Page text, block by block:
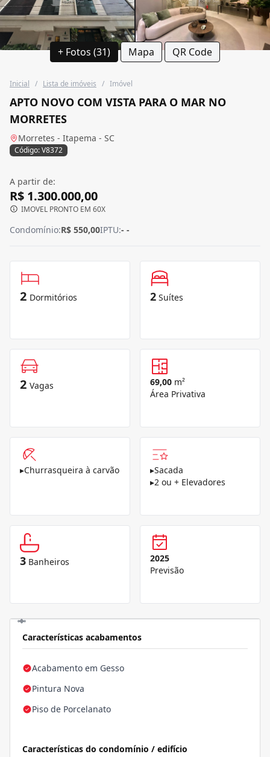
+ Fotos (31) Mapa QR Code
Inicial / Lista de imóveis / Imóvel
APTO NOVO COM VISTA PARA O MAR NO
MORRETES
Morretes - Itapema - SC
Código: V8372
A partir de:
R$ 1.300.000,00
IMOVEL PRONTO EM 60X
Condomínio:R$ 550,00IPTU:- -
2 Dormitórios 2 Suítes
2 Vagas 69,00 m²
Área Privativa
▸Churrasqueira à carvão ▸Sacada
▸2 ou + Elevadores
3 Banheiros
2025
Previsão
Características acabamentos
Acabamento em Gesso
Pintura Nova
Piso de Porcelanato
Características do condomínio / edifício